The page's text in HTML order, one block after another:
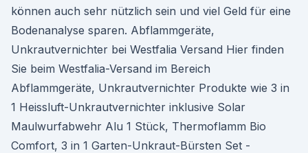
können auch sehr nützlich sein und viel Geld für eine
Bodenanalyse sparen. Abflammgeräte,
Unkrautvernichter bei Westfalia Versand Hier finden
Sie beim Westfalia-Versand im Bereich
Abflammgeräte, Unkrautvernichter Produkte wie 3 in
1 Heissluft-Unkrautvernichter inklusive Solar
Maulwurfabwehr Alu 1 Stück, Thermoflamm Bio
Comfort, 3 in 1 Garten-Unkraut-Bürsten Set -